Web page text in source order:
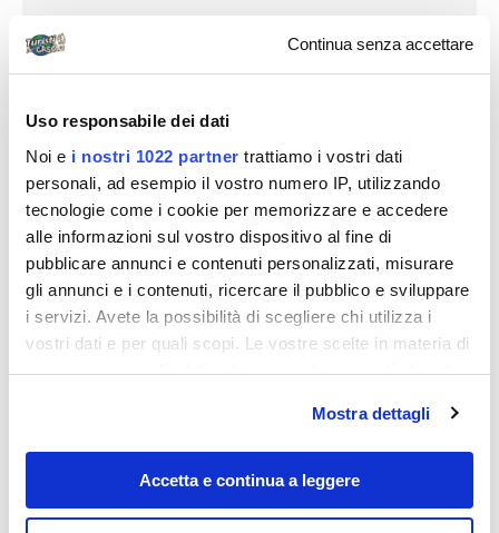
Continua senza accettare
Uso responsabile dei dati
Noi e i nostri 1022 partner trattiamo i vostri dati
personali, ad esempio il vostro numero IP, utilizzando
tecnologie come i cookie per memorizzare e accedere
alle informazioni sul vostro dispositivo al fine di
pubblicare annunci e contenuti personalizzati, misurare
gli annunci e i contenuti, ricercare il pubblico e sviluppare
i servizi. Avete la possibilità di scegliere chi utilizza i
vostri dati e per quali scopi. Le vostre scelte in materia di
privacy sono applicabili solo su questa proprietà digitale
modificare o revocare il proprio consenso in qualsiasi
momento dalla Dichiarazione sui cookie o facendo clic
sull'icona di attivazione della privacy.
Mostra dettagli
Accetta e continua a leggere